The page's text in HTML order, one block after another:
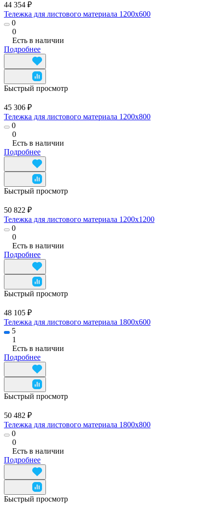
44 354 ₽
Тележка для листового материала 1200x600
0
0
Есть в наличии
Подробнее
Быстрый просмотр
45 306 ₽
Тележка для листового материала 1200x800
0
0
Есть в наличии
Подробнее
Быстрый просмотр
50 822 ₽
Тележка для листового материала 1200x1200
0
0
Есть в наличии
Подробнее
Быстрый просмотр
48 105 ₽
Тележка для листового материала 1800x600
5
1
Есть в наличии
Подробнее
Быстрый просмотр
50 482 ₽
Тележка для листового материала 1800x800
0
0
Есть в наличии
Подробнее
Быстрый просмотр